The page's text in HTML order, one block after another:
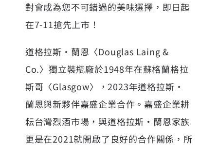
對會成為您不可錯過的美味選擇，即日起
在7-11搶先上市！
道格拉斯‧蘭恩〈Douglas Laing &
Co.〉獨立裝瓶廠於1948年在蘇格蘭格拉
斯哥〈Glasgow〉，2023年道格拉斯‧
蘭恩與新夥伴嘉盛企業合作。嘉盛企業耕
耘台灣烈酒市場，與道格拉斯‧蘭恩家族
更是在2021就開啟了良好的合作關係，所